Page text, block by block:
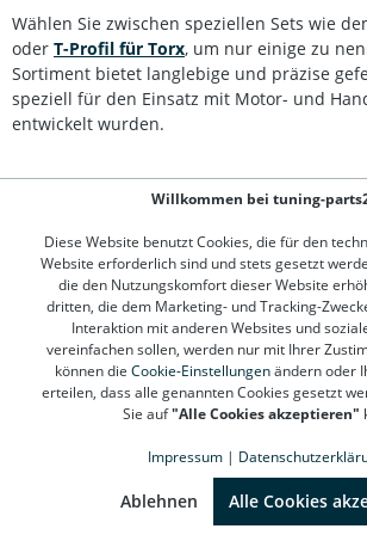
TPS45, Länge: 55 mm, mit Stirnlochbohrung 1 Bit-
TPS50, Länge: 55 mm, mit Stirnlochbohrung 1 Bit-
TPS55, Länge: 55 mm, mit Stirnlochbohrung 1 Bit-
TPS60, Länge: 55 mm, mit Stirnlochbohrung 1 Bit-
TPS70, Länge: 55 mm, mit Stirnlochbohrung 1 Bit-
TPS20, Länge: 100 mm, mit Stirnlochbohrung 1 Bit-
TPS27, Länge: 100 mm, mit Stirnlochbohrung 1 Bit-
TPS30, Länge: 100 mm, mit Stirnlochbohrung 1 Bit-
TPS45, Länge: 100 mm, mit Stirnlochbohrung 1 Bit-
TPS50, Länge: 100 mm, mit Stirnlochbohrung 1 Bit-
TPS55, Länge: 100 mm, mit Stirnlochbohrung 1 Bit-
TPS60, Länge: 100 mm, mit Stirnlochbohrung 1 Bit-
TPS70, Länge: 100 mm, mit Stirnlochbohrung 1 Bit-
TPS40, Länge: 140 mm, mit Stirnlochbohrung 1 Bit-
TPS45, Länge: 140 mm, mit Stirnlochbohrung 1 Bit-
TPS50, Länge: 140 mm, mit Stirnlochbohrung 1 Bit-
TPS55, Länge: 140 mm, mit Stirnlochbohrung 1 Bit-
TPS70, Länge: 140 mm, mit Stirnlochbohrung 1 Bit-
TPS40, Länge: 200 mm, mit Stirnlochbohrung 1 Bit-
TPS45, Länge: 200 mm, mit Stirnlochbohrung 1 Bit-
TPS50, Länge: 200 mm, mit Stirnlochbohrung 1 Bit-
Wählen Sie zwischen speziellen Sets wie
oder T-Profil für Torx, um nur einige zu
Sortiment bietet langlebige und präzise
speziell für den Einsatz mit Motor- und
entwickelt wurden.
Kundenservice
Informationen
Top Marken
Willkommen bei tuning-
Diese Website benutzt Cookies, die für den
Website erforderlich sind und stets gesetzt
die den Nutzungskomfort dieser Website
dritten, die dem Marketing- und Tracking-
Interaktion mit anderen Websites und
vereinfachen sollen, werden nur mit Ihrer
können die Cookie-Einstellungenändern oder
erteilen, dass alle genannten Cookies gesetzt
Sie auf"Alle Cookies akzeptieren"
Impressum |
Ablehnen Alle Cookies
(4.78 / 5)
1310
Bewertungen bei: google.de,
Informationen zur Echtheit der Bewertungen